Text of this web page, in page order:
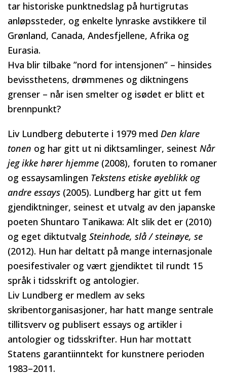
tar historiske punktnedslag på hurtigrutas
anløpssteder, og enkelte lynraske avstikkere til
Grønland, Canada, Andesfjellene, Afrika og
Eurasia.
Hva blir tilbake ”nord for intensjonen” – hinsides
bevissthetens, drømmenes og diktningens
grenser – når isen smelter og isødet er blitt et
brennpunkt?
Liv Lundberg debuterte i 1979 med Den klare
tonen og har gitt ut ni diktsamlinger, seinest Når
jeg ikke hører hjemme (2008), foruten to romaner
og essaysamlingen Tekstens etiske øyeblikk og
andre essays (2005). Lundberg har gitt ut fem
gjendiktninger, seinest et utvalg av den japanske
poeten Shuntaro Tanikawa: Alt slik det er (2010)
og eget diktutvalg Steinhode, slå / steinøye, se
(2012). Hun har deltatt på mange internasjonale
poesifestivaler og vært gjendiktet til rundt 15
språk i tidsskrift og antologier.
Liv Lundberg er medlem av seks
skribentorganisasjoner, har hatt mange sentrale
tillitsverv og publisert essays og artikler i
antologier og tidsskrifter. Hun har mottatt
Statens garantiinntekt for kunstnere perioden
1983–2011.